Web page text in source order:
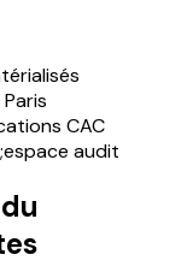
CAC
audit